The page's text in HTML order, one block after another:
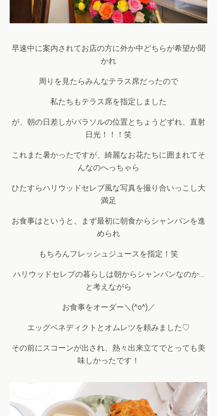
早速中に案内されてお店の方に外か中どちらが希望か聞
かれ
周りを見たらみんなテラス席だったので
私たちもテラス席を指定しました
が、朝の日差しがパラソルの位置とちょうどずれ、直射
日光！！！笑
これまた暑かったですが、綺麗なお花たちに囲まれてそ
んなのへっちゃら
ひたすらハリウッドセレブ風な写真を撮り合いっこし大
満足
お食事はというと、まず最初に朝食からシャンパンを進
められ
もちろんフレッシュジュースを指定！笑
ハリウッドセレブの暮らしは朝からシャンパンなのか…
と考えながら
お食事をオーダー＼(^o^)／
エッグベネディクトとオムレツを頼みました♡
その前にスコーンが出され、熱々出来立てでとっても美
味しかったです！